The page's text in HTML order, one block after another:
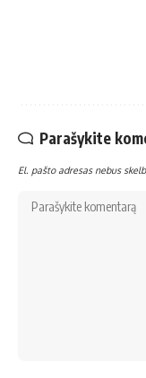
Parašykite
El. pašto adresas nebus